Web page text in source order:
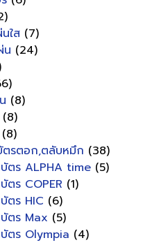
ใส (7)
น (24)
(8)
(8)
(8)
ตรตอก,ตลับหมึก (38)
ตร ALPHA time (5)
ตร COPER (1)
ตร HIC (6)
ตร Max (5)
ตร Olympia (4)